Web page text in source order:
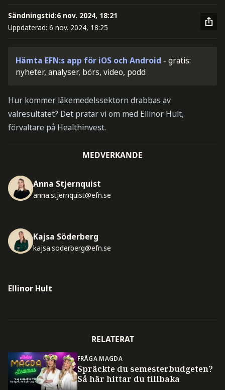
Sändningstid:6 nov. 2024, 18:21
Uppdaterad: 6 nov. 2024, 18:25
Hämta EFN:s app för iOS och Android - gratis:
nyheter, analyser, börs, video, podd
Hur kommer läkemedelssektorn drabbas av
valresultatet? Det pratar vi om med Ellinor Hult,
förvaltare på Healthinvest.
MEDVERKANDE
Anna Stjernquist
anna.stjernquist@efn.se
Kajsa Söderberg
kajsa.soderberg@efn.se
Ellinor Hult
RELATERAT
FRÅGA MAGDA
Spräckte du semesterbudgeten?
Så här hittar du tillbaka